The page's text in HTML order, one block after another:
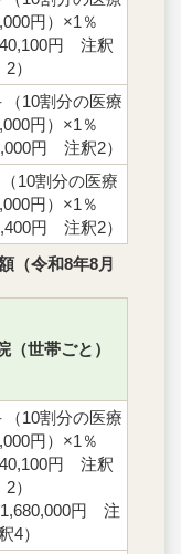
円）×1％
円 注釈
2）
（10割分の医療
円）×1％
円 注釈2）
10割分の医療
円）×1％
円 注釈2）
（令和8年8月
（世帯ごと）
（10割分の医療
円）×1％
円 注釈
2）
1,680,000円 注
4）